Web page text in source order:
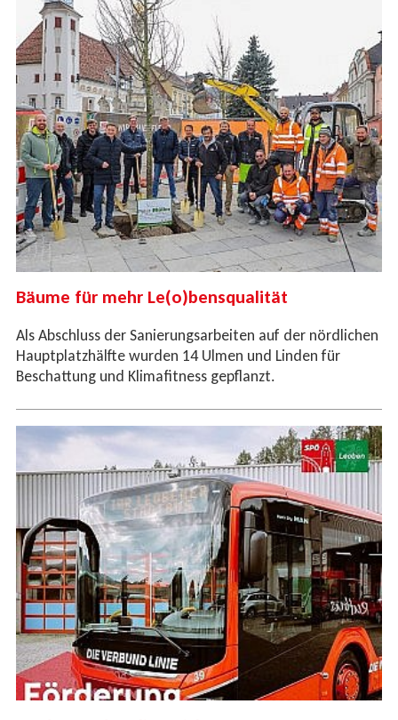
Bäume für mehr Le(o)bensqualität
Als Abschluss der Sanierungsarbeiten auf der nördlichen
Hauptplatzhälfte wurden 14 Ulmen und Linden für
Beschattung und Klimafitness gepflanzt.